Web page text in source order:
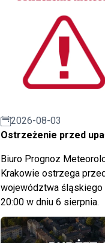
2026-08-03
Ostrzeżenie przed
Biuro Prognoz
Krakowie ostrzega
województwa śląskiego
20:00 w dniu 6 sierpnia.